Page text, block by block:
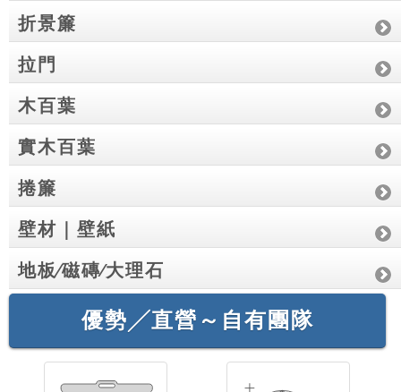
折景簾
拉門
木百葉
實木百葉
捲簾
壁材｜壁紙
地板∕磁磚∕大理石
優勢╱直營～自有團隊